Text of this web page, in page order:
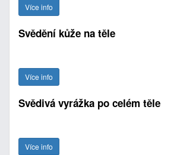
Více info
Svědění kůže na těle
Více info
Svědivá vyrážka po celém těle
Více info